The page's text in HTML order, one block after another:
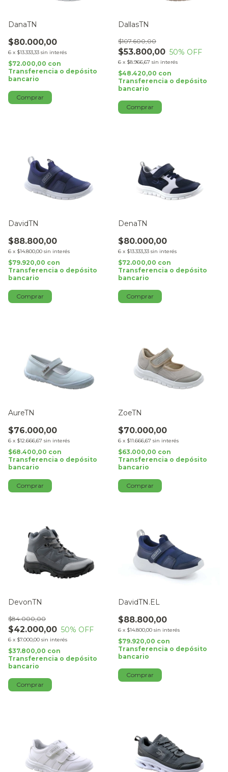
DanaTN
$80.000,00
6 x $13.333,33 sin interés
$72.000,00 con
Transferencia o depósito
bancario
Comprar
DallasTN
$53.800,00
$107.600,00
50% OFF
6 x $8.966,67 sin interés
$48.420,00 con
Transferencia o depósito
bancario
Comprar
DavidTN
$88.800,00
6 x $14.800,00 sin interés
$79.920,00 con
Transferencia o depósito
bancario
Comprar
DenaTN
$80.000,00
6 x $13.333,33 sin interés
$72.000,00 con
Transferencia o depósito
bancario
Comprar
AureTN
$76.000,00
6 x $12.666,67 sin interés
$68.400,00 con
Transferencia o depósito
bancario
Comprar
ZoeTN
$70.000,00
6 x $11.666,67 sin interés
$63.000,00 con
Transferencia o depósito
bancario
Comprar
DevonTN
$42.000,00
$84.000,00
50% OFF
6 x $7.000,00 sin interés
$37.800,00 con
Transferencia o depósito
bancario
Comprar
DavidTN.EL
$88.800,00
6 x $14.800,00 sin interés
$79.920,00 con
Transferencia o depósito
bancario
Comprar